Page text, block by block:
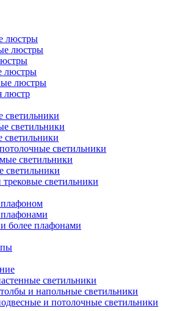
люстры
люстры
люстры
люстры
люстр
светильники
светильники
светильники
светильники
светильники
светильники
светильники
более плафонами
светильники
и напольные светильники
и потолочные светильники